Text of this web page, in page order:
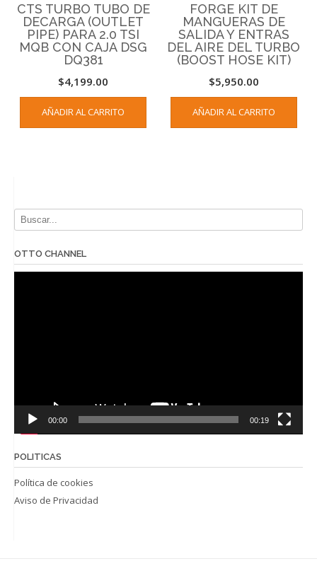
CTS TURBO TUBO DE
DECARGA (OUTLET
PIPE) PARA 2.0 TSI
MQB CON CAJA DSG
DQ381
$4,199.00
AÑADIR AL CARRITO
FORGE KIT DE
MANGUERAS DE
SALIDA Y ENTRAS
DEL AIRE DEL TURBO
(BOOST HOSE KIT)
$5,950.00
AÑADIR AL CARRITO
OTTO CHANNEL
00:00 00:19
POLITICAS
Política de cookies
Aviso de Privacidad